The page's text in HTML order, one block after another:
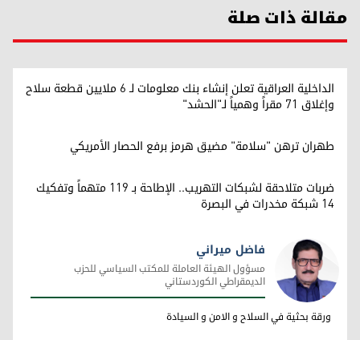
مقالة ذات صلة
الداخلية العراقية تعلن إنشاء بنك معلومات لـ 6 ملايين قطعة سلاح
وإغلاق 71 مقراً وهمياً لـ"الحشد"
طهران ترهن "سلامة" مضيق هرمز برفع الحصار الأمريكي
ضربات متلاحقة لشبكات التهريب.. الإطاحة بـ 119 متهماً وتفكيك
14 شبكة مخدرات في البصرة
فاضل ميراني
فاضل ميراني
مسؤول الهيئة العاملة للمكتب السياسي للحزب
الديمقراطي الكوردستاني
ورقة بحثية في السلاح و الامن و السيادة